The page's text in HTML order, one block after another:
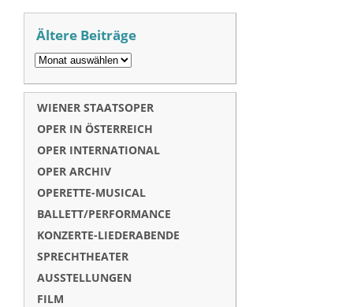
Ältere Beiträge
WIENER STAATSOPER
OPER IN ÖSTERREICH
OPER INTERNATIONAL
OPER ARCHIV
OPERETTE-MUSICAL
BALLETT/PERFORMANCE
KONZERTE-LIEDERABENDE
SPRECHTHEATER
AUSSTELLUNGEN
FILM